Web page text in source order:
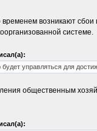
возникают
системе.
будет управляться для
общественным